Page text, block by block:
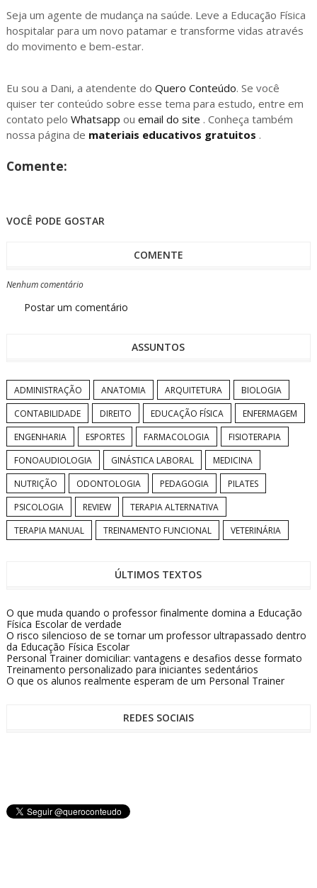
Seja um agente de mudança na saúde. Leve a Educação Física
hospitalar para um novo patamar e transforme vidas através
do movimento e bem-estar.
Eu sou a Dani, a atendente do Quero Conteúdo. Se você
quiser ter conteúdo sobre esse tema para estudo, entre em
contato pelo Whatsapp ou email do site . Conheça também
nossa página de materiais educativos gratuitos .
Comente:
VOCÊ PODE GOSTAR
COMENTE
Nenhum comentário
Postar um comentário
ASSUNTOS
ADMINISTRAÇÃO ANATOMIA ARQUITETURA
BIOLOGIA
CONTABILIDADE
DIREITO EDUCAÇÃO FÍSICA
ENFERMAGEM
ENGENHARIA
ESPORTES FARMACOLOGIA
FISIOTERAPIA
FONOAUDIOLOGIA
GINÁSTICA LABORAL
MEDICINA
NUTRIÇÃO
ODONTOLOGIA PEDAGOGIA
PILATES
PSICOLOGIA
REVIEW
TERAPIA ALTERNATIVA
TERAPIA MANUAL
TREINAMENTO FUNCIONAL VETERINÁRIA
ÚLTIMOS TEXTOS
O que muda quando o professor finalmente domina a Educação
Física Escolar de verdade
O risco silencioso de se tornar um professor ultrapassado dentro
da Educação Física Escolar
Personal Trainer domiciliar: vantagens e desafios desse formato
Treinamento personalizado para iniciantes sedentários
O que os alunos realmente esperam de um Personal Trainer
REDES SOCIAIS